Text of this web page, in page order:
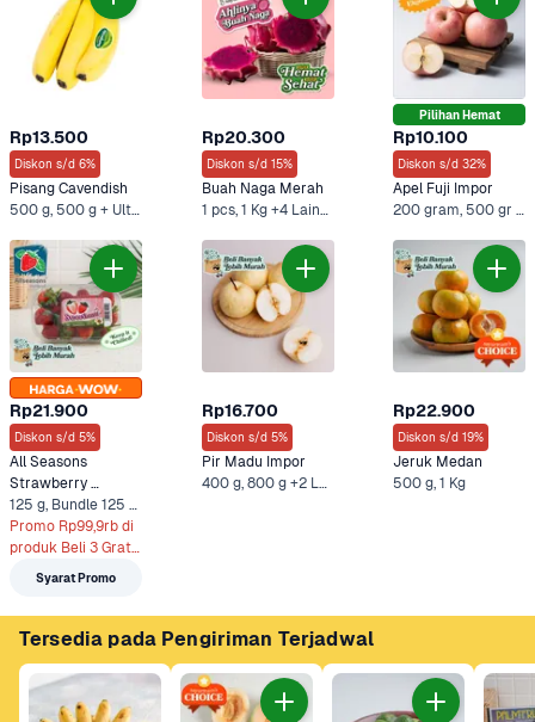
Rp13.500
Diskon s/d 6%
Pisang Cavendish
500 g, 500 g + Ultra Minuman Sari Kacang Hijau 250 ml +4 Lainnya
Rp20.300
Diskon s/d 15%
Buah Naga Merah
1 pcs, 1 Kg +4 Lainnya
Pilihan Hemat
Rp10.100
Diskon s/d 32%
Apel Fuji Impor
200 gram, 500 gr +6 Lainnya
Rp21.900
Diskon s/d 5%
All Seasons
Strawberry
Sweethearts
Hidroponik
125 g, Bundle 125 g + Ultra Full Cream 750 ml +3 Lainnya
Promo Rp99,9rb di
produk Beli 3 Gratis
2 (125g)**
Syarat Promo
Rp16.700
Diskon s/d 5%
Pir Madu Impor
400 g, 800 g +2 Lainnya
Rp22.900
Diskon s/d 19%
Jeruk Medan
500 g, 1 Kg
Tersedia pada Pengiriman Terjadwal